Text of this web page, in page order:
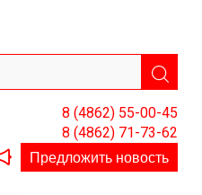
8 (4862) 55-00-45
8 (4862) 71-73-62
Предложить новость